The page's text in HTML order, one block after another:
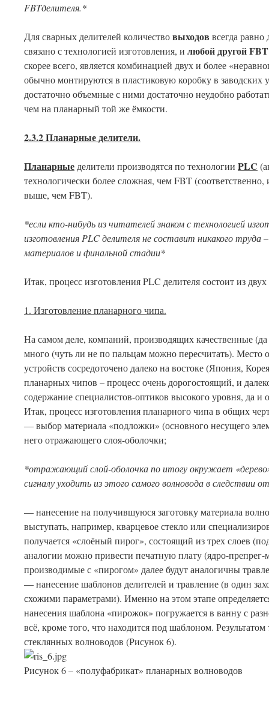
FBTделителя.*
Для сварных делителей количествовыходов всегда
связано с технологией изготовления, и любой другойFBT
скорее всего, является комбинацией двух и более
обычно монтируются в пластиковую коробку в заводских
достаточно объемные с ними достаточно неудобно
чем на планарный той же ёмкости.
2.3.2 Планарные делители.
Планарные делители производятся по технологии PLC
технологически более сложная, чем FBT
выше, чем FBT).
*если кто-нибудь из читателей знаком с технологией
изготовления PLCделителя не составит никакого труда
материалов и финальной стадии*
Итак, процесс изготовления PLC делителя состоит из
1. Изготовление планарного чипа.
На самом деле, компаний, производящих качественные
много (чуть ли не по пальцам можно пересчитать). Место
устройств сосредоточено далеко на востоке (Япония,
планарных чипов – процесс очень дорогостоящий, и
содержание специалистов-оптиков высокого уровня, да и
Итак, процесс изготовления планарного чипа в общих
— выбор материала «подложки» (основного несущего
него отражающего слоя-оболочки;
*отражающий слой-оболочка по итогу окружает
сигналу уходить из этого самого волновода в следствии
— нанесение на получившуюся заготовку материала
выступать, например, кварцевое стекло или
получается «слоёный пирог», состоящий из трех слоев
аналогии можно привести печатную плату (ядро-препрег-
производимые с «пирогом» далее будут аналогичны
— нанесение шаблонов делителей и травление (в один
схожими параметрами). Именно на этом этапе
нанесения шаблона «пирожок» погружается в ванну с
всё, кроме того, что находится под шаблоном.
стеклянных волноводов (Рисунок 6).
Рисунок 6 – «полуфабрикат» планарных волноводов